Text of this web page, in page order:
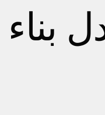
بناء